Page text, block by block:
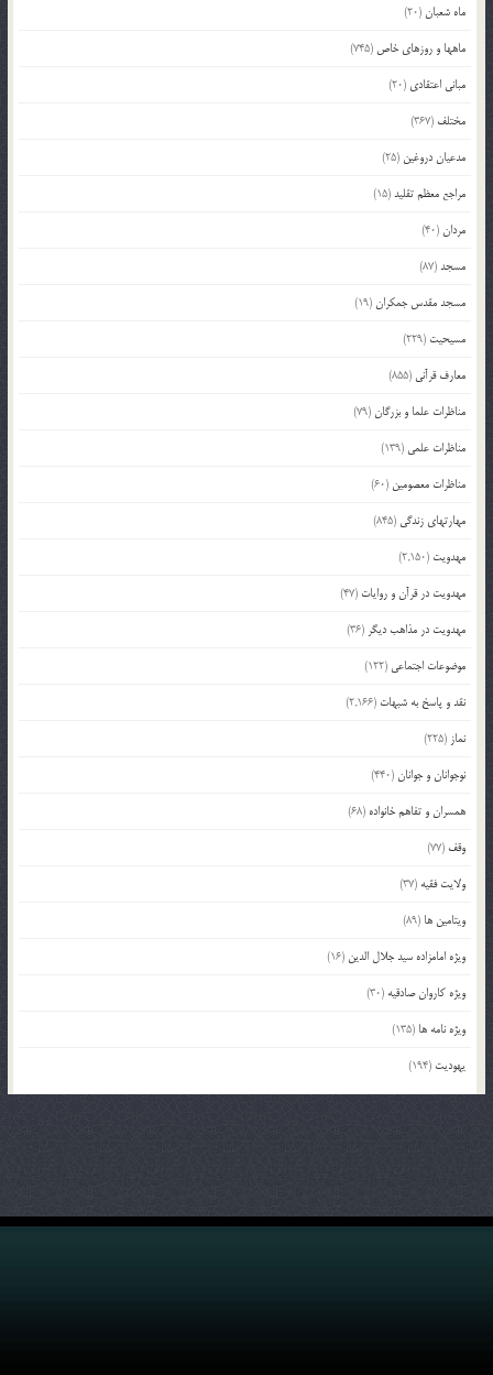
ماه شعبان(20)
ماهها و روزهای خاص (745)
مبانی اعتقادی (20)
مختلف (367)
مدعیان دروغین (25)
مراجع معظم تقلید(15)
مردان(40)
مسجد(87)
مسجد مقدس جمکران(19)
مسیحیت (229)
معارف قرآنی (855)
مناظرات علما و بزرگان(79)
مناظرات علمی (139)
مناظرات معصومین (60)
مهارتهای زندگی (845)
مهدویت (2,150)
مهدویت در قرآن و روایات (47)
مهدویت در مذاهب دیگر (36)
موضوعات اجتماعی (122)
نقد و پاسخ به شبهات (2,166)
نماز (225)
نوجوانان و جوانان(440)
همسران و تفاهم خانواده (68)
وقف (77)
ولایت فقیه (37)
ویتامین ها (89)
ویژه امامزاده سید جلال الدین (16)
ویژه کاروان صادقیه (30)
ویژه نامه ها (135)
یهودیت (194)